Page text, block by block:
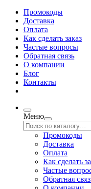
Промокоды
Доставка
Оплата
Как сделать заказ
Частые вопросы
Обратная связь
О компании
Блог
Контакты
Меню
Промокоды
Доставка
Оплата
Как сделать
Частые
Обратная